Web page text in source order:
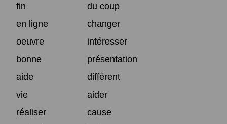
fin
du coup
en ligne
changer
oeuvre
intéresser
bonne
présentation
aide
différent
vie
aider
réaliser
cause